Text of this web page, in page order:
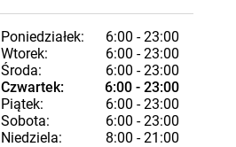
Poniedziałek:
6:00 - 23:00
Wtorek:
6:00 - 23:00
Środa:
6:00 - 23:00
Czwartek:
6:00 - 23:00
Piątek:
6:00 - 23:00
Sobota:
6:00 - 23:00
Niedziela:
8:00 - 21:00